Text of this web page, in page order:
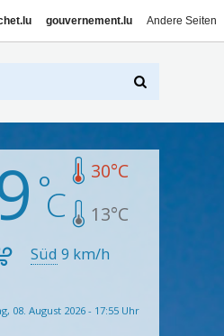
gouvernement.lu Andere Seiten
30°C
13°C
Süd 9 km/h
08. August 2026 - 17:55 Uhr